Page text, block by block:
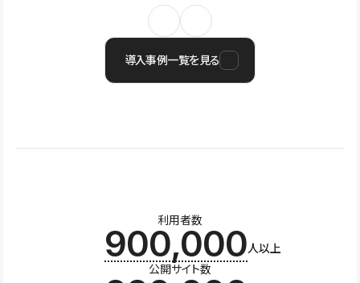
導入事例一覧を見る
利用者数
900,000人以上
公開サイト数